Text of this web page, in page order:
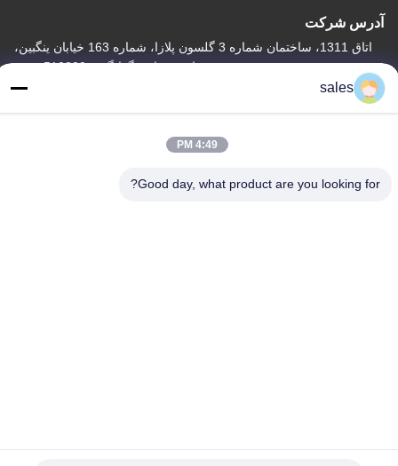
آدرس شرکت
اتاق 1311، ساختمان شماره 3 گلسون پلازا، شماره 163 خیابان ینگبین،
ناحیه هوادو، گوانگژو، 510800، چین
آدرس کارخانه
GuangZhou، 510460، چین
تلفن
sales
4:49 PM
Good day, what product are you looking for?